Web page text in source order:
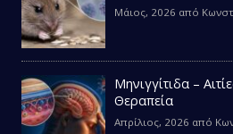
Μάιος, 2026 από
Μηνιγγίτιδα –
Θεραπεία
Απρίλιος, 2026 από